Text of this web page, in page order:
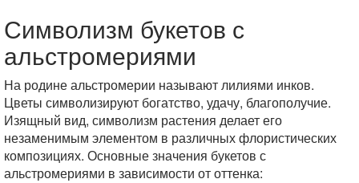
Символизм букетов с
альстромериями
На родине альстромерии называют лилиями инков.
Цветы символизируют богатство, удачу, благополучие.
Изящный вид, символизм растения делает его
незаменимым элементом в различных флористических
композициях. Основные значения букетов с
альстромериями в зависимости от оттенка: